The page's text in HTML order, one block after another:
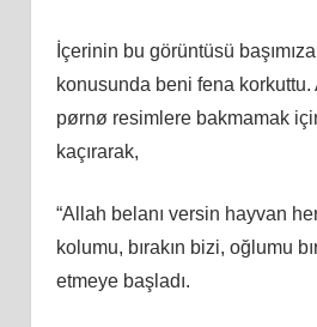
İçerinin bu görüntüsü
konusunda beni fena
pørnø resimlere bakmamak
kaçırarak,
“Allah belanı versin hayvan
kolumu, bırakın bizi, oğlumu
etmeye başladı.